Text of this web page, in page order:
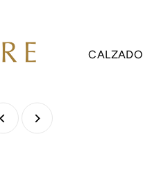
CALZADO